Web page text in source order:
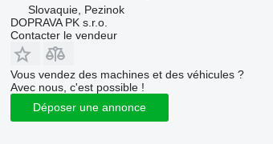
Slovaquie, Pezinok
DOPRAVA PK s.r.o.
Contacter le vendeur
Vous vendez des machines et des véhicules ?
Avec nous, c'est possible !
Déposer une annonce